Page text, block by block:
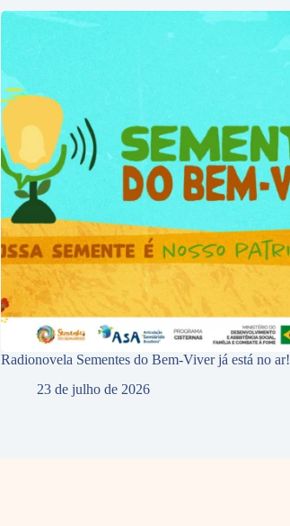
Radionovela Sementes do Bem-Viver já está no ar!
23 de julho de 2026